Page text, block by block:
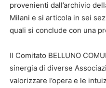
provenienti dall’archivio
Milani e si articola in sei
quali si conclude con una
Il Comitato BELLUNO
sinergia di diverse
valorizzare l’opera e le